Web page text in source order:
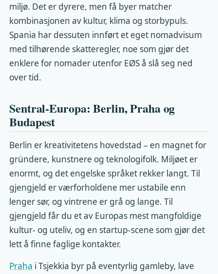
miljø. Det er dyrere, men få byer matcher
kombinasjonen av kultur, klima og storbypuls.
Spania har dessuten innført et eget nomadvisum
med tilhørende skatteregler, noe som gjør det
enklere for nomader utenfor EØS å slå seg ned
over tid.
Sentral-Europa: Berlin, Praha og
Budapest
Berlin er kreativitetens hovedstad – en magnet for
gründere, kunstnere og teknologifolk. Miljøet er
enormt, og det engelske språket rekker langt. Til
gjengjeld er værforholdene mer ustabile enn
lenger sør, og vintrene er grå og lange. Til
gjengjeld får du et av Europas mest mangfoldige
kultur- og uteliv, og en startup-scene som gjør det
lett å finne faglige kontakter.
Praha i Tsjekkia byr på eventyrlig gamleby, lave